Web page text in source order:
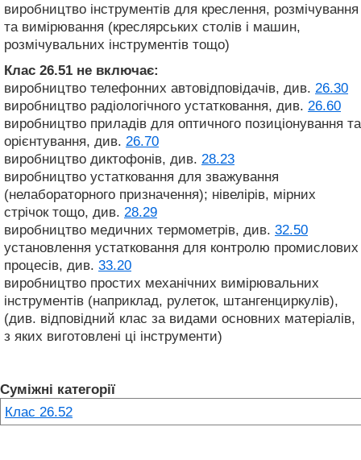
виробництво інструментів для креслення, розмічування
та вимірювання (креслярських столів і машин,
розмічувальних інструментів тощо)
Клас 26.51 не включає:
виробництво телефонних автовідповідачів, див. 26.30
виробництво радіологічного устатковання, див. 26.60
виробництво приладів для оптичного позиціонування та
орієнтування, див. 26.70
виробництво диктофонів, див. 28.23
виробництво устатковання для зважування
(нелабораторного призначення); нівелірів, мірних
стрічок тощо, див. 28.29
виробництво медичних термометрів, див. 32.50
установлення устатковання для контролю промислових
процесів, див. 33.20
виробництво простих механічних вимірювальних
інструментів (наприклад, рулеток, штангенциркулів),
(див. відповідний клас за видами основних матеріалів,
з яких виготовлені ці інструменти)
Суміжні категорії
Клас 26.52